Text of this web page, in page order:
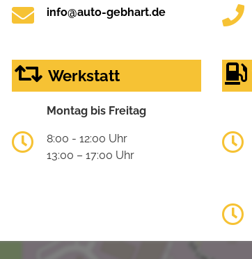
info@auto-gebhart.de
Werkstatt
Montag bis Freitag
8:00 - 12:00 Uhr
13:00 – 17:00 Uhr